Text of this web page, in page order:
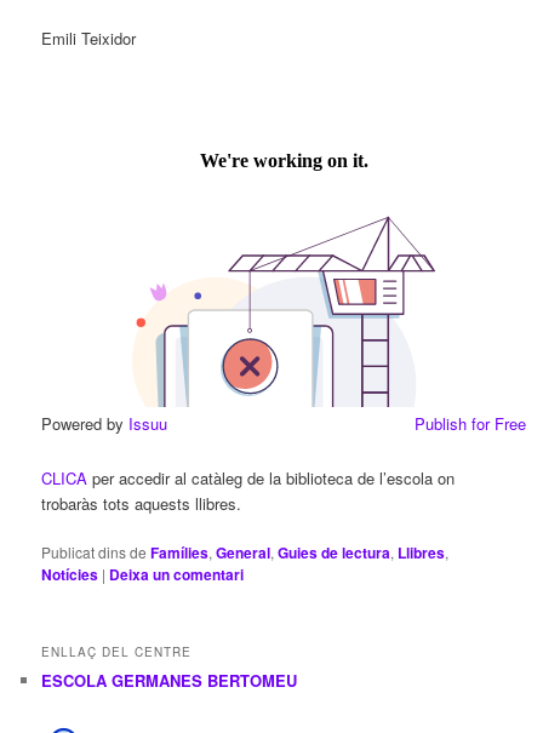
Emili Teixidor
Powered by Issuu Publish for Free
CLICA per accedir al catàleg de la biblioteca de l’escola on
trobaràs tots aquests llibres.
Publicat dins de Famílies,General,Guies de lectura, Llibres,
Notícies | Deixa un comentari
ENLLAÇ DEL CENTRE
ESCOLA GERMANES BERTOMEU